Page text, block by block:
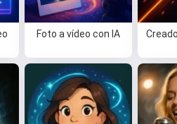
Foto a vídeo con IA